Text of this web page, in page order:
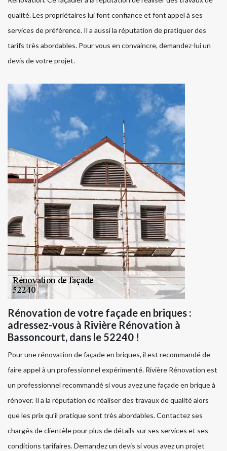
qualité. Les propriétaires lui font confiance et font appel à ses
services de préférence. Il a aussi la réputation de pratiquer des
tarifs très abordables. Pour vous en convaincre, demandez-lui un
devis de votre projet.
Rénovation de votre façade en briques :
adressez-vous à Rivière Rénovation à
Bassoncourt, dans le 52240 !
Pour une rénovation de façade en briques, il est recommandé de
faire appel à un professionnel expérimenté. Rivière Rénovation est
un professionnel recommandé si vous avez une façade en brique à
rénover. Il a la réputation de réaliser des travaux de qualité alors
que les prix qu’il pratique sont très abordables. Contactez ses
chargés de clientèle pour plus de détails sur ses services et ses
conditions tarifaires. Demandez un devis si vous avez un projet